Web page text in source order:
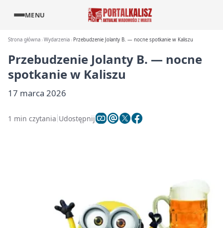
MENU
Strona główna Wydarzenia Przebudzenie Jolanty B. — nocne spotkanie w Kaliszu
Przebudzenie Jolanty B. — nocne
spotkanie w Kaliszu
17 marca 2026
1 min czytania Udostępnij